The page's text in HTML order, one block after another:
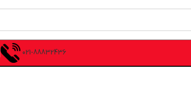
021-88832436